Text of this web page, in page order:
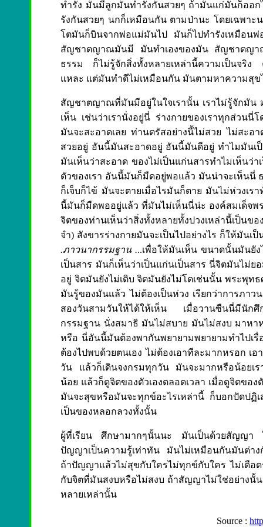
ทำรัง มันมีลูกมันทำรังกันสวยๆ ถ้ามันแก่มันก็ออ
รังกันสวยๆ นกก็เหมือนกัน ตามป่านะ โดยเฉพา
โตมันก็บินจากพ่อแม่มันไป มันก็ไปทำรังเหมือน
สัญชาตญาณมันมี มันทำเองของมัน สัญชาตญาณอั
ธรรม ก็ไม่รู้จักสิ่งทั้งหลายเหล่านี้ความเป็นจริ
แหละ แต่มันทำดีไม่เหมือนกัน มันตามหาความสุ
สัญชาตญาณที่มันมีอยู่ในใจเรานั้น เราไม่รู้จักมัน
เห็น เช่นว่าเรานั่งอยู่นี่ ร่างกายของเราทุกส่วน
มันจะสะอาดเลย ท่านตรัสอย่างนี้ไม่สวย ไม่สะอ
สวยอยู่ อันนี้มันสะอาดอยู่ อันนี้มันดีอยู่ ทำไมมันเ
มันเห็นว่าสะอาด ของไม่เป็นแก่นสารทำไมเห็นว่า
ตัวของเรา อันนี้มันก็มืดอยู่พอแล้ว มันน่าจะเห็นนี่
ก็เจ็บก็ไข้ มันจะตายเมื่อไรมันก็ตาย มันไม่ห่วงเ
นี้มันก็มืดพออยู่แล้ว ที่มันไม่เห็นนี่น่ะ องค์สมเด็จพ
จิตของท่านเห็นว่าสิ่งทั้งหลายทั้งปวงเหล่านี้เป็นข
จำ) สังขารร่างกายมันจะเป็นไปอย่างไร ก็ให้มัน
.ภาวนากรรมฐาน ...เพื่อให้มันเห็น ขนาดนั้นมันยั
เป็นสาร มันก็เห็นว่าเป็นแก่นเป็นสาร นี่จิตมันไม่ย
อยู่ จิตมันยังไม่เติบ จิตมันยังไม่โตเช่นนั้น พระพุ
มันรู้ของมันแล้ว ไม่ต้องเป็นห่วง เรียกว่าการภา
สองวันสามวันให้ได้ให้เห็น เมื่อวานซืนนี่มีนักศึ
กรรมฐาน นั่งสมาธิ มันไม่สบาย มันไม่สงบ มาหา
หรือ นี่อันนี้มันต้องพากันพยายามพยายามทำไปเ
ต้องไปพบด้วยตนเอง ไม่ต้องเอาทีละมากหรอก เ
วัน แล้วก็เดินจงกรมทุกวัน มันจะมากหรือน้อยเ
น้อย แล้วก็ดูจิตของตัวเองตลอดเวลา เมื่อดูจิตของ
มันจะสุขหรือมันจะทุกข์อะไรเหล่านี้ ก็บอกปัดปฏิ
เป็นของหลอกลวงทั้งนั้น
ผู้ที่เรียน ศึกษามากๆนั้นนะ มันเป็นด้วยสัญญา
ปัญญาเป็นความรู้เท่าทัน มันไม่เหมือนกันมันต่
ถ้าปัญญาแล้วไม่สุขกับใครไม่ทุกข์กับใคร ไม่เดือ
กับจิตที่มันสงบหรือไม่สงบ ถ้าสัญญาไม่ใช่อย่างนั้
หลายเหล่านั้น
Source :